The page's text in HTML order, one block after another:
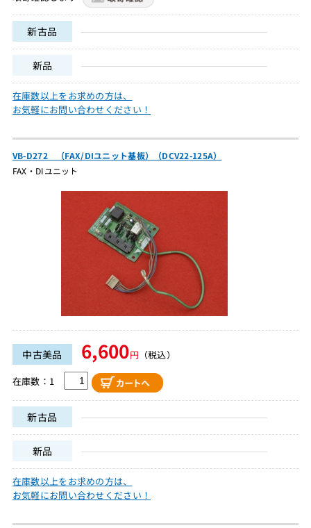
新古品
新品
在庫数以上をお求めの方は、
お気軽にお問い合わせください！
VB-D272 （FAX/DIユニット基板）（DCV22-125A）
FAX・DIユニット
中古美品 6,600円 （税込）
在庫数：1
新古品
新品
在庫数以上をお求めの方は、
お気軽にお問い合わせください！